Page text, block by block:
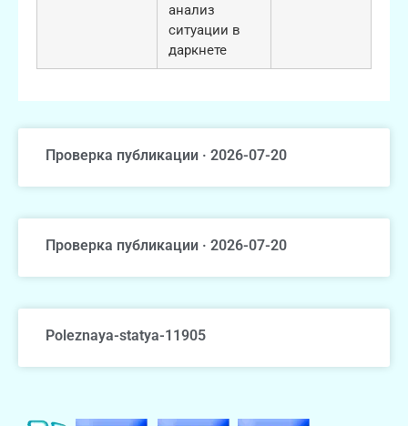
анализ
ситуации в
даркнете
Проверка публикации · 2026-07-20
Проверка публикации · 2026-07-20
Poleznaya-statya-11905